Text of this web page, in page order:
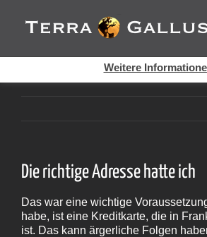
Inhalt
springen
Die richtige Adresse hatte ich
Das war eine wichtige
habe, ist eine Kreditkarte, die in
ist. Das kann ärgerliche Folgen
Cookies helfen auf auf dieser Seite bei
Dienste. Durch die Nutzung dieser
Weitere